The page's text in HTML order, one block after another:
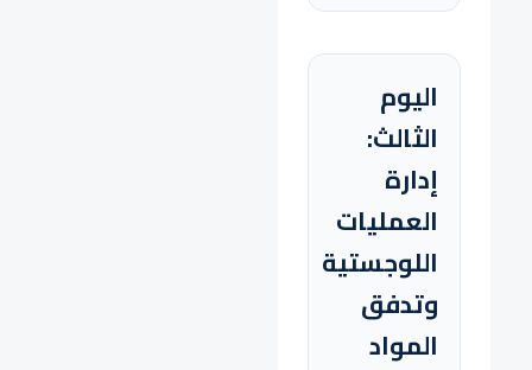
اليوم
الثالث:
إدارة
العمليات
اللوجستية
وتدفق
المواد